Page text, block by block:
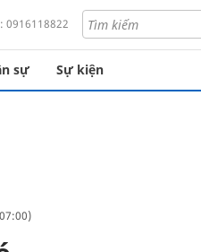
0916118822
sự Sự kiện